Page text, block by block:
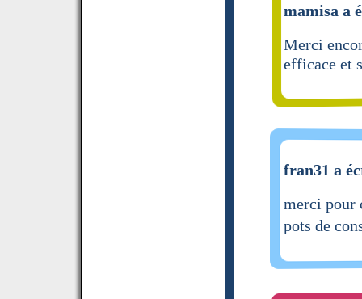
mamisa a
Merci
efficace et
fran31 a
merci pour
pots de